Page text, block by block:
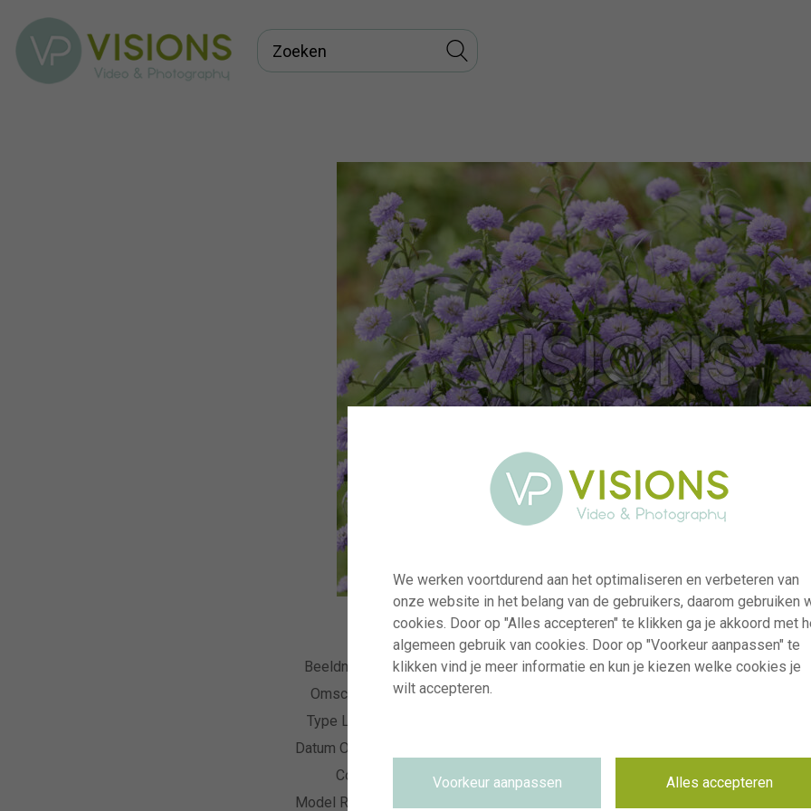
Beeldnummer
visi238557
Omschrijving
Aster Mini Baby Blue
Type Licentie
Datum Opname
Collectie
~VISIONSPICTURES & PHOTOGRAPHY
Model Release
We werken voortdurend aan het optimaliseren en verbeteren van
onze website in het belang van de gebruikers, daarom gebruiken
cookies. Door op "Alles accepteren" te klikken ga je akkoord met
algemeen gebruik van cookies. Door op "Voorkeur aanpassen" te
klikken vind je meer informatie en kun je kiezen welke cookies je
wilt accepteren.
Voorkeur aanpassen Alles accepteren